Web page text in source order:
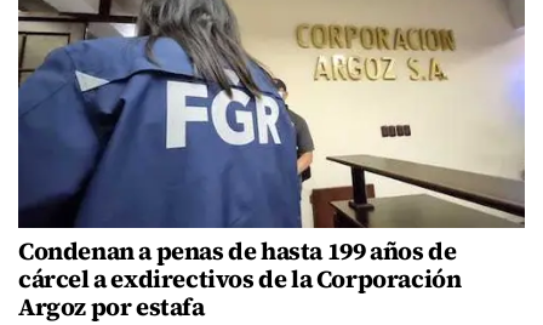
Condenan a penas de hasta 199 años de
cárcel a exdirectivos de la Corporación
Argoz por estafa